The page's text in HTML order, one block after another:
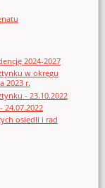
2024-2027
w okręgu
2023 r.
- 23.10.2022
osiedli i rad